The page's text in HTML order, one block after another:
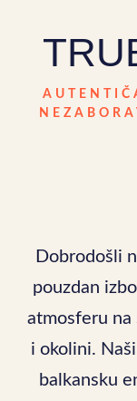
Dobrodošli
pouzdan
atmosferu na
i okolini.
balkansku